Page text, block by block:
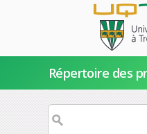
Répertoire des